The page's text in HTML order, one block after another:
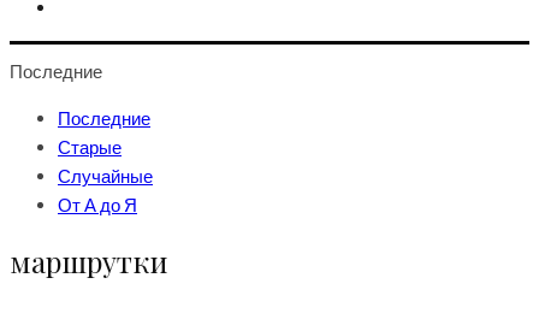
Последние
Последние
Старые
Случайные
От А до Я
маршрутки